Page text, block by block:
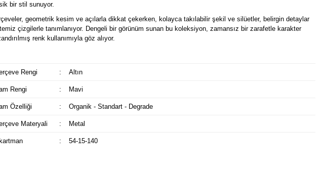
bir stil sunuyor.
geometrik kesim ve açılarla dikkat çekerken, kolayca takılabilir şekil ve silüetler, belirgin detaylar
çizgilerle tanımlanıyor. Dengeli bir görünüm sunan bu koleksiyon, zamansız bir zarafetle karakter
renk kullanımıyla göz alıyor.
Rengi : Altın
Rengi : Mavi
Özelliği : Organik - Standart - Degrade
Materyali : Metal
: 54-15-140